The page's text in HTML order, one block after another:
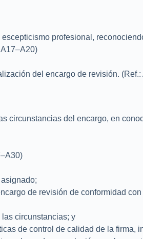
profesional,
del encargo de revisión.
circunstancias del encargo, en
de revisión de conformidad
circunstancias; y
de control de calidad de la firma,